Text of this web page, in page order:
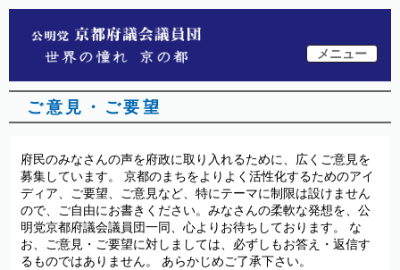
メニュー
ご意見・ご要望
府民のみなさんの声を府政に取り入れるために、広くご意見を
募集しています。 京都のまちをよりよく活性化するためのアイ
ディア、ご要望、ご意見など、特にテーマに制限は設けません
ので、ご自由にお書きください。みなさんの柔軟な発想を、公
明党京都府議会議員団一同、心よりお待ちしております。 な
お、ご意見・ご要望に対しましては、必ずしもお答え・返信す
るものではありません。 あらかじめご了承下さい。